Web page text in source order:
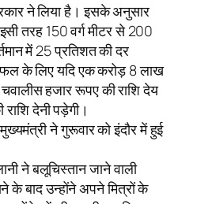
ने लिया है। इसके अनुसार
तरह 150 वर्ग मीटर से 200
में 25 प्रतिशत की दर
फल के लिए यदि एक करोड़ 8 लाख
हजार रूपए की राशि देय
देनी पड़ेगी।
ने गुरूवार को इंदौर में हुई
ने बलूचिस्तान जाने वाली
के बाद उन्होंने अपने मित्रों के